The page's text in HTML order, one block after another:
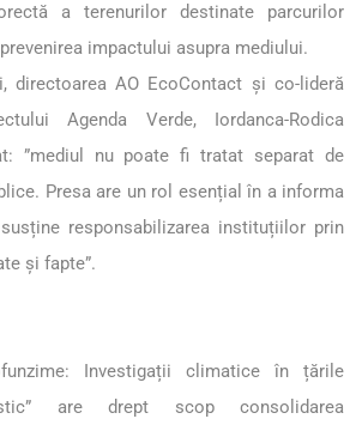
a terenurilor destinate parcurilor
impactului asupra mediului.
directoarea AO EcoContact și co-lideră
Agenda Verde, Iordanca-Rodica
”mediul nu poate fi tratat separat de
Presa are un rol esențial în a informa
responsabilizarea instituțiilor prin
și fapte”.
Investigații climatice în țările
are drept scop consolidarea